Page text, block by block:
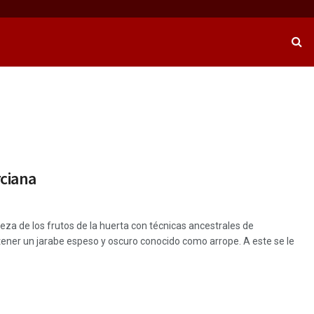
de los frutos de la huerta con técnicas ancestrales de
un jarabe espeso y oscuro conocido como arrope. A este se le